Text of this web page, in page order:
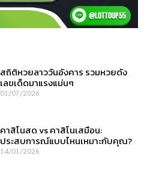
สถิติหวยลาววันอังคาร รวมหวยดัง
เลขเด็ดมาแรงแม่นๆ
01/07/2026
คาสิโนสด vs คาสิโนเสมือน:
ประสบการณ์แบบไหนเหมาะกับคุณ?
14/01/2026